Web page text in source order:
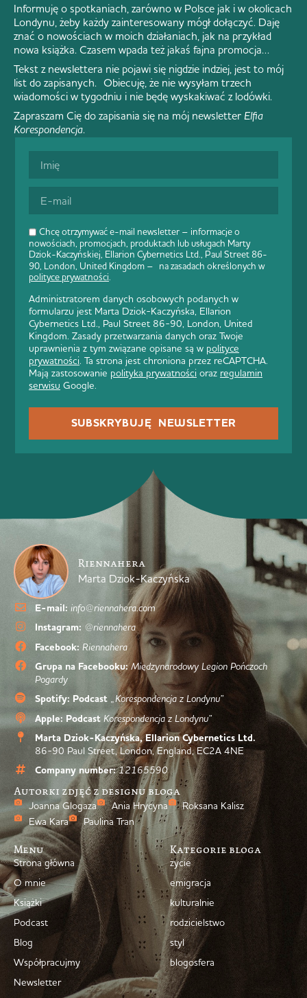
Chcę otrzymywać e-mail newsletter – informacje o
nowościach, promocjach, produktach lub usługach Marty
Dziok-Kaczyńskiej, Ellarion Cybernetics Ltd., Paul Street 86-
90, London, United Kingdom – na zasadach określonych w
polityce prywatności.
Administratorem danych osobowych podanych w
formularzu jest Marta Dziok-Kaczyńska, Ellarion
Cybernetics Ltd., Paul Street 86-90, London, United
Kingdom. Zasady przetwarzania danych oraz Twoje
uprawnienia z tym związane opisane są w polityce
prywatności. Ta strona jest chroniona przez reCAPTCHA.
Mają zastosowanie polityka prywatności oraz regulamin
serwisu Google.
SUBSKRYBUJĘ NEWSLETTER
Informuję o spotkaniach, zarówno w Polsce jak i w okolicach
Londynu, żeby każdy zainteresowany mógł dołączyć. Daję
znać o nowościach w moich działaniach, jak na przykład
nowa książka. Czasem wpada też jakaś fajna promocja…
Tekst z newslettera nie pojawi się nigdzie indziej, jest to mój
list do zapisanych. Obiecuję, że nie wysyłam trzech
wiadomości w tygodniu i nie będę wyskakiwać z lodówki.
Zapraszam Cię do zapisania się na mój newsletter Elfia
Korespondencja.
Riennahera
Marta Dziok-Kaczyńska
E-mail: info@riennahera.com
Instagram: @riennahera
Facebook: Riennahera
Grupa na Facebooku: Międzynarodowy Legion Pończoch
Pogardy
Spotify: Podcast „Korespondencja z Londynu”
Apple: Podcast Korespondencja z Londynu”
Marta Dziok-Kaczyńska, Ellarion Cybernetics Ltd.
86-90 Paul Street, London, England, EC2A 4NE
Company number: 12165590
Autorki zdjęć z designu bloga
Joanna Glogaza Ania Hrycyna
Roksana Kalisz
Ewa Kara
Paulina Tran
Menu
Strona główna
O mnie
Książki
Podcast
Blog
Współpracujmy
Newsletter
Kategorie bloga
życie
emigracja
kulturalnie
rodzicielstwo
styl
blogosfera